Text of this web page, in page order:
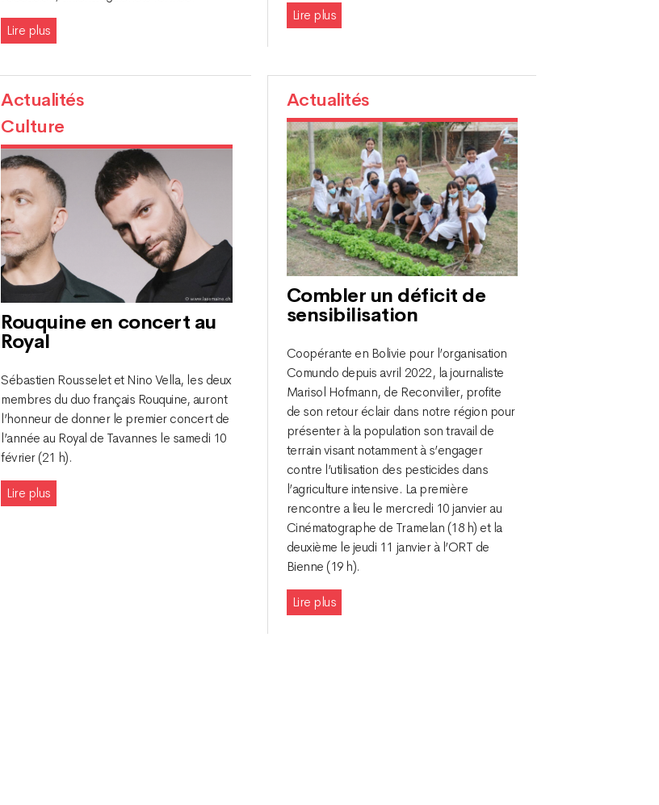
Lire plus
Lire plus
Actualités
Culture
Rouquine en concert au
Royal
Sébastien Rousselet et Nino Vella, les deux
membres du duo français Rouquine, auront
l’honneur de donner le premier concert de
l’année au Royal de Tavannes le samedi 10
février (21 h).
Lire plus
Actualités
Combler un déficit de
sensibilisation
Coopérante en Bolivie pour l’organisation
Comundo depuis avril 2022, la journaliste
Marisol Hofmann, de Reconvilier, profite
de son retour éclair dans notre région pour
présenter à la population son travail de
terrain visant notamment à s’engager
contre l’utilisation des pesticides dans
l’agriculture intensive. La première
rencontre a lieu le mercredi 10 janvier au
Cinématographe de Tramelan (18 h) et la
deuxième le jeudi 11 janvier à l’ORT de
Bienne (19 h).
Lire plus